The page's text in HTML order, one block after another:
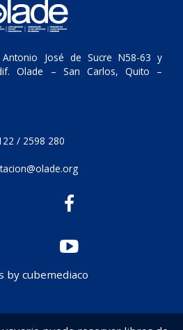
Antonio José de Sucre N58-63 y
Olade – San Carlos, Quito –
/ 2598 280
by cubemediaco